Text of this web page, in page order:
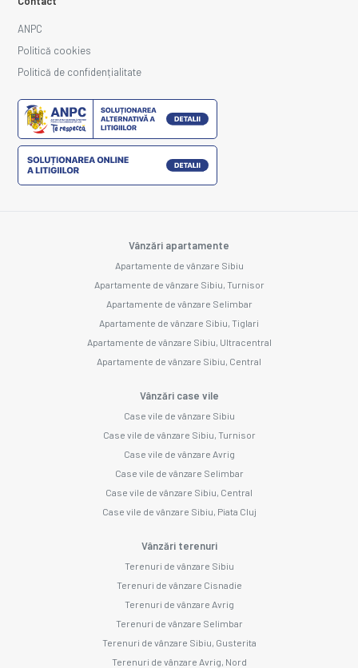
ANPC
Politică cookies
Politică de confidențialitate
Vânzări apartamente
Apartamente de vânzare Sibiu
Apartamente de vânzare Sibiu, Turnisor
Apartamente de vânzare Selimbar
Apartamente de vânzare Sibiu, Tiglari
Apartamente de vânzare Sibiu, Ultracentral
Apartamente de vânzare Sibiu, Central
Vânzări case vile
Case vile de vânzare Sibiu
Case vile de vânzare Sibiu, Turnisor
Case vile de vânzare Avrig
Case vile de vânzare Selimbar
Case vile de vânzare Sibiu, Central
Case vile de vânzare Sibiu, Piata Cluj
Vânzări terenuri
Terenuri de vânzare Sibiu
Terenuri de vânzare Cisnadie
Terenuri de vânzare Avrig
Terenuri de vânzare Selimbar
Terenuri de vânzare Sibiu, Gusterita
Terenuri de vânzare Avrig, Nord